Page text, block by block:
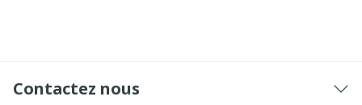
Contactez nous